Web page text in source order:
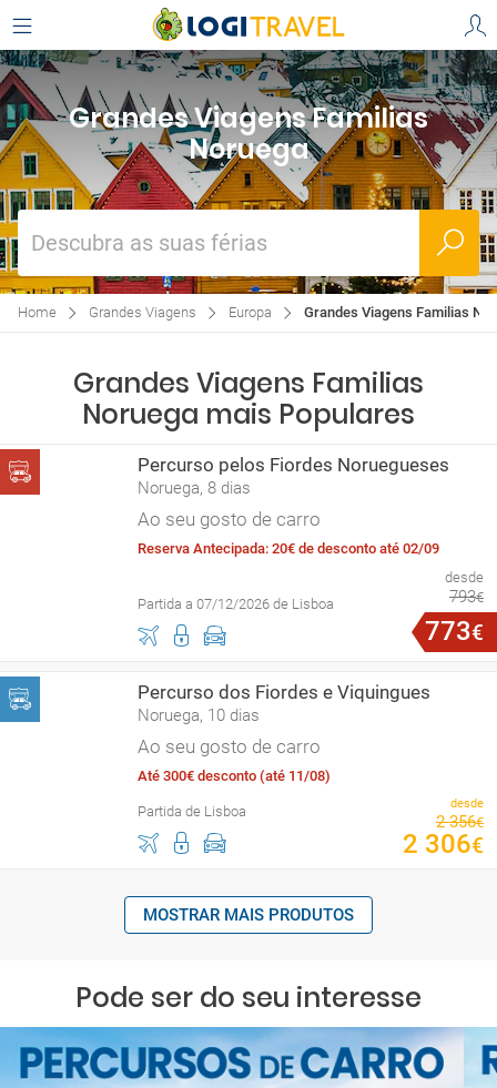
Grandes Viagens Familias
Noruega
Descubra as suas férias
Home Grandes Viagens Europa Grandes Viagens Familias
Grandes Viagens Familias
Noruega mais Populares
Percurso pelos Fiordes Noruegueses
Noruega, 8 dias
Ao seu gosto de carro
Reserva Antecipada: 20€ de desconto até 02/09
Partida a 07/12/2026 de Lisboa
desde
793€
773€
Percurso dos Fiordes e Viquingues
Noruega, 10 dias
Ao seu gosto de carro
Até 300€ desconto (até 11/08)
Partida de Lisboa desde
2 356€
2 306€
MOSTRAR MAIS PRODUTOS
Pode ser do seu interesse